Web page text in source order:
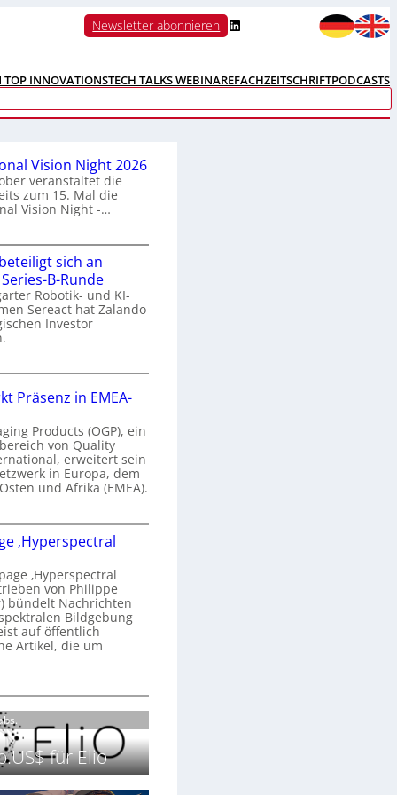
Newsletter abonnieren LinkedIn
TOP INNOVATIONSTECH TALKS WEBINAREFACHZEITSCHRIFTPODCASTS
Vision Night 2026
veranstaltet die
zum 15. Mal die
Vision Night -…
n
sich an
B-Runde
Robotik- und KI-
Sereact hat Zalando
Investor
b
Präsenz in EMEA-
Products (OGP), ein
von Quality
erweitert sein
in Europa, dem
und Afrika (EMEA).
‚Hyperspectral
‚Hyperspectral
von Philippe
bündelt Nachrichten
Bildgebung
auf öffentlich
Artikel, die um
für Elio